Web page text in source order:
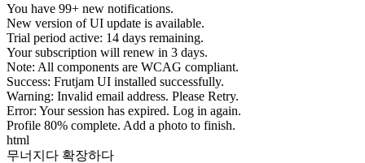
You have 99+ new notifications.
New version of UI update is available.
Trial period active: 14 days remaining.
Your subscription will renew in 3 days.
Note: All components are WCAG compliant.
Success: Frutjam UI installed successfully.
Warning: Invalid email address. Please Retry.
Error: Your session has expired. Log in again.
Profile 80% complete. Add a photo to finish.
html
무너지다 확장하다